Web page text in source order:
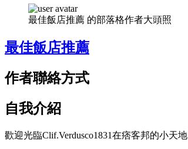
最佳飯店推薦 的部落格作者大頭照
最佳飯店推薦
作者聯絡方式
自我介紹
歡迎光臨Clif.Verdusco1831在痞客邦的小天地